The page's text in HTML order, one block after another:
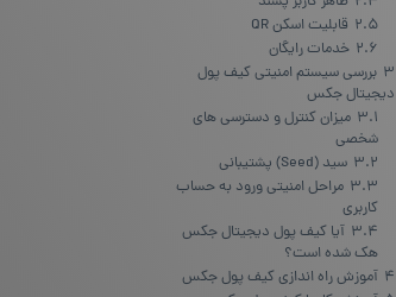
2.5 قابلیت اسکن QR
2.6 خدمات رایگان
3 بررسی سیستم امنیتی کیف پول
دیجیتال جکس
3.1 میزان کنترل و دسترسی ‌های
شخصی
3.2 سید (Seed) پشتیبانی
3.3 مراحل امنیتی ورود به حساب
کاربری
3.4 آیا کیف پول دیجیتال جکس
هک شده است؟
4 آموزش راه اندازی کیف پول جکس